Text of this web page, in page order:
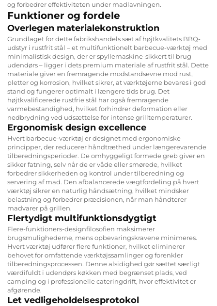
og forbedrer effektiviteten under madlavningen.
Funktioner og fordele
Overlegen materialekonstruktion
Grundlaget for dette fabrikshandels sæt af højtkvalitets BBQ-
udstyr i rustfrit stål – et multifunktionelt barbecue-værktøj med
minimalistisk design, der er spyllemaskine-sikkert til brug
udendørs – ligger i dets premium materiale af rustfrit stål. Dette
materiale giver en fremragende modstandsevne mod rust,
pletter og korrosion, hvilket sikrer, at værktøjerne bevares i god
stand og fungerer optimalt i længere tids brug. Det
højtkvalificerede rustfrie stål har også fremragende
varmebestandighed, hvilket forhindrer deformation eller
nedbrydning ved udsættelse for intense grilltemperaturer.
Ergonomisk design excellence
Hvert barbecue-værktøj er designet med ergonomiske
principper, der reducerer håndtræthed under længerevarende
tilberedningsperioder. De omhyggeligt formede greb giver en
sikker fatning, selv når de er våde eller smørede, hvilket
forbedrer sikkerheden og kontrol under tilberedning og
servering af mad. Den afbalancerede vægtfordeling på hvert
værktøj sikrer en naturlig håndsætning, hvilket mindsker
belastning og forbedrer præcisionen, når man håndterer
madvarer på grillen.
Flertydigt multifunktionsdygtigt
Flere-funktioners-designfilosofien maksimerer
brugsmulighederne, mens opbevaringskravene minimeres.
Hvert værktøj udfører flere funktioner, hvilket eliminerer
behovet for omfattende værktøjssamlinger og forenkler
tilberedningsprocessen. Denne alsidighed gør sættet særligt
værdifuldt i udendørs køkken med begrænset plads, ved
camping og i professionelle cateringdrift, hvor effektivitet er
afgørende.
Let vedligeholdelsesprotokol